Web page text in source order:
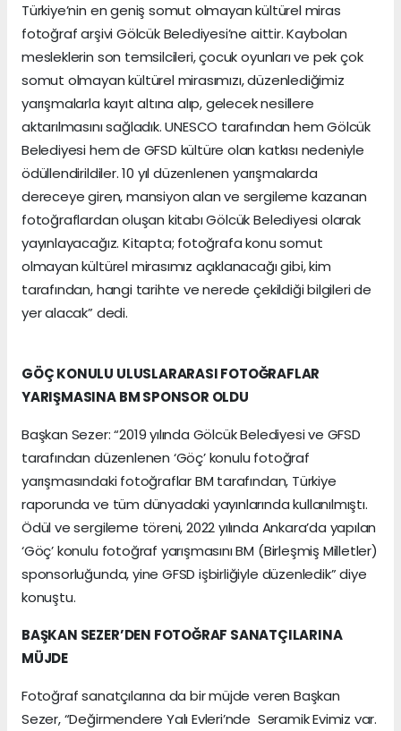
Türkiye’nin en geniş somut olmayan kültürel miras
fotoğraf arşivi Gölcük Belediyesi’ne aittir. Kaybolan
mesleklerin son temsilcileri, çocuk oyunları ve pek çok
somut olmayan kültürel mirasımızı, düzenlediğimiz
yarışmalarla kayıt altına alıp, gelecek nesillere
aktarılmasını sağladık. UNESCO tarafından hem Gölcük
Belediyesi hem de GFSD kültüre olan katkısı nedeniyle
ödüllendirildiler. 10 yıl düzenlenen yarışmalarda
dereceye giren, mansiyon alan ve sergileme kazanan
fotoğraflardan oluşan kitabı Gölcük Belediyesi olarak
yayınlayacağız. Kitapta; fotoğrafa konu somut
olmayan kültürel mirasımız açıklanacağı gibi, kim
tarafından, hangi tarihte ve nerede çekildiği bilgileri de
yer alacak” dedi.
GÖÇ KONULU ULUSLARARASI FOTOĞRAFLAR
YARIŞMASINA BM SPONSOR OLDU
Başkan Sezer: “2019 yılında Gölcük Belediyesi ve GFSD
tarafından düzenlenen ‘Göç’ konulu fotoğraf
yarışmasındaki fotoğraflar BM tarafından, Türkiye
raporunda ve tüm dünyadaki yayınlarında kullanılmıştı.
Ödül ve sergileme töreni, 2022 yılında Ankara’da yapılan
‘Göç’ konulu fotoğraf yarışmasını BM (Birleşmiş Milletler)
sponsorluğunda, yine GFSD işbirliğiyle düzenledik” diye
konuştu.
BAŞKAN SEZER’DEN FOTOĞRAF SANATÇILARINA
MÜJDE
Fotoğraf sanatçılarına da bir müjde veren Başkan
Sezer, “Değirmendere Yalı Evleri’nde Seramik Evimiz var.